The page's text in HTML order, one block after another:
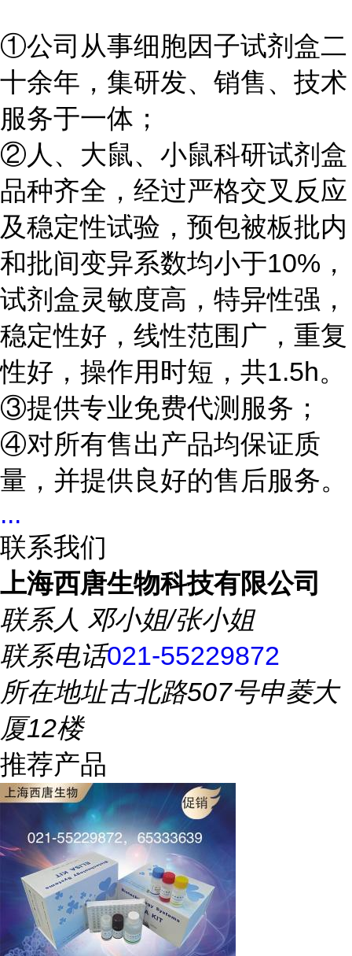
①公司从事细胞因子试剂盒二
十余年，集研发、销售、技术
服务于一体；
②人、大鼠、小鼠科研试剂盒
品种齐全，经过严格交叉反应
及稳定性试验，预包被板批内
和批间变异系数均小于10% ，
试剂盒灵敏度高，特异性强，
稳定性好，线性范围广，重复
性好，操作用时短，共1.5h。
③提供专业免费代测服务；
④对所有售出产品均保证质
量，并提供良好的售后服务。
...
联系我们
上海西唐生物科技有限公司
联系人 邓小姐/张小姐
联系电话021-55229872
所在地址古北路507号申菱大
厦12楼
推荐产品